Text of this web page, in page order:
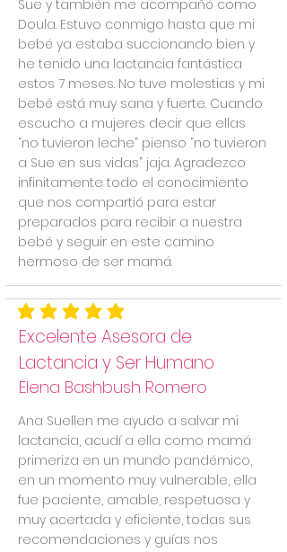
Sue y también me acompañó como
Doula. Estuvo conmigo hasta que mi
bebé ya estaba succionando bien y
he tenido una lactancia fantástica
estos 7 meses. No tuve molestias y mi
bebé está muy sana y fuerte. Cuando
escucho a mujeres decir que ellas
“no tuvieron leche” pienso “no tuvieron
a Sue en sus vidas” jaja. Agradezco
infinitamente todo el conocimiento
que nos compartió para estar
preparados para recibir a nuestra
bebé y seguir en este camino
hermoso de ser mamá.
Excelente Asesora de
Lactancia y Ser Humano
Ana Suellen me ayudo a salvar mi
lactancia, acudí a ella como mamá
primeriza en un mundo pandémico,
en un momento muy vulnerable, ella
fue paciente, amable, respetuosa y
muy acertada y eficiente, todas sus
recomendaciones y guías nos
la calificación promedio es 5 de 5
Elena Bashbush Romero